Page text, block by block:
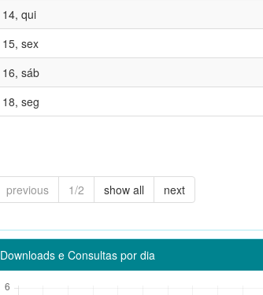
14, qui
15, sex
16, sáb
18, seg
previous 1/2 show all next
Downloads e Consultas por dia